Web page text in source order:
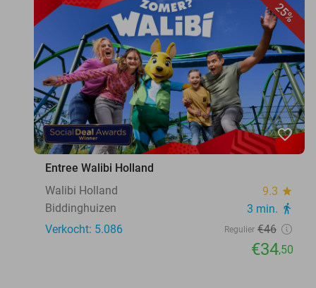
25%
favorite_border
Entree Walibi Holland
Walibi Holland
9.3 star
Biddinghuizen 3 min. directions_walk
Verkocht: 5.086 Regulier €46
€34,50